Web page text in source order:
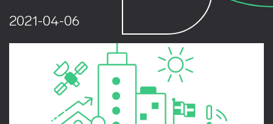
2021-04-06